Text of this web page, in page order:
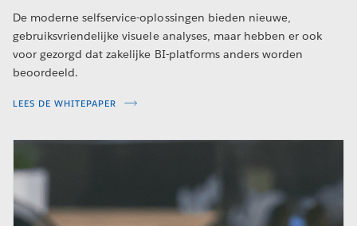
De moderne selfservice-oplossingen bieden nieuwe,
gebruiksvriendelijke visuele analyses, maar hebben er ook
voor gezorgd dat zakelijke BI-platforms anders worden
beoordeeld.
LEES DE WHITEPAPER